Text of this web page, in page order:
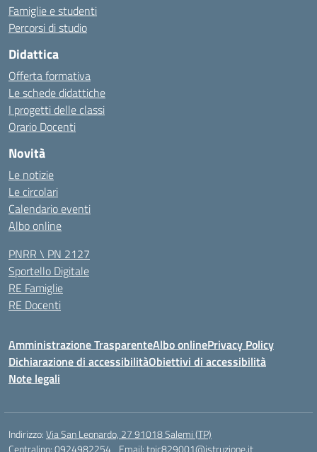
Famiglie e studenti
Percorsi di studio
Didattica
Offerta formativa
Le schede didattiche
I progetti delle classi
Orario Docenti
Novità
Le notizie
Le circolari
Calendario eventi
Albo online
PNRR \ PN 2127
Sportello Digitale
RE Famiglie
RE Docenti
Amministrazione TrasparenteAlbo onlinePrivacy Policy
Dichiarazione di accessibilitàObiettivi di accessibilità
Note legali
Indirizzo:Via San Leonardo, 27 91018 Salemi (TP)
Centralino:0924982254 Email:tpic829001@istruzione.it